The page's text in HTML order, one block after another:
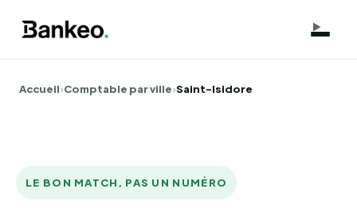
Accueil›Comptable par ville›Saint-Isidore
LE BON MATCH, PAS UN NUMÉRO